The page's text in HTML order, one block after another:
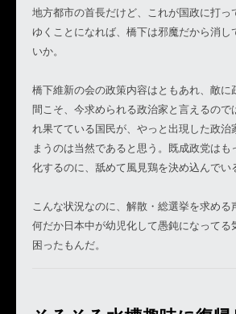
地方都市の首長だけど、これが国政に打
ゆくことになれば、橋下は邪魔だから消
いか。
橋下維新の会の政策内容はともあれ、敵
間こそ、今求められる政治家と言えるの
れ果てている国民が、やっと出現した政
まうのは当然であると思う。既成政党は
化するのに、舐めて風見鶏を決め込んで
こんな状況なのに、解散・総選挙を求め
何だか日本中が幼児化して愚鈍になって
困ったもんだ。